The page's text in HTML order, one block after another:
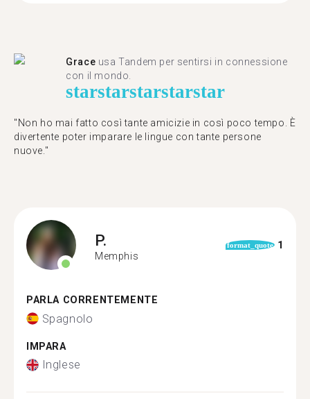
Grace usa Tandem per sentirsi in connessione
con il mondo.
starstarstarstarstar
"Non ho mai fatto così tante amicizie in così poco tempo. È
divertente poter imparare le lingue con tante persone
nuove."
P.
Memphis
format_quote 1
PARLA CORRENTEMENTE
Spagnolo
IMPARA
Inglese